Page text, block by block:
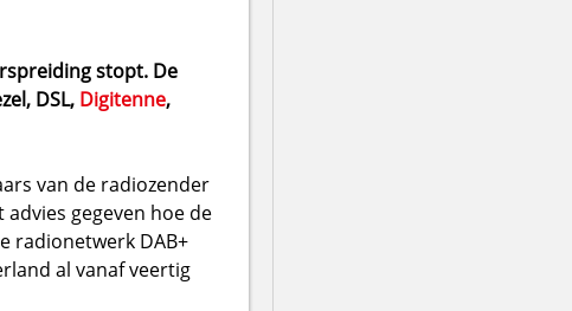
stopt. De
DSL, Digitenne,
van de radiozender
gegeven hoe de
radionetwerk DAB+
al vanaf veertig